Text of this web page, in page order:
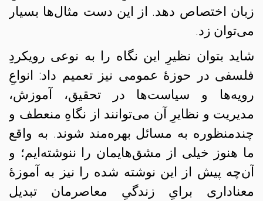
زبان اختصاص دهد. از این دست مثال‌ها بسیار
می‌توان زد.
شاید بتوان نظیرِ این نگاه را به نوعی رویکردِ
فلسفی در حوزهٔ عمومی نیز تعمیم داد: انواعِ
رویه‌ها و سیاست‌ها در تحقیق، آموزش،
مدیریت و نظایرِ آن می‌توانند از نگاهِ‌ منعطف و
چندمنظوره به مسائل بهره‌مند شوند. به واقع
ما هنوز خیلی از مشق‌هایمان را ننوشته‌ایم؛ و
آن‌چه پیش از این نوشته شده را نیز به آموزهٔ
معناداری برایِ زندگیِ معاصرمان تبدیل